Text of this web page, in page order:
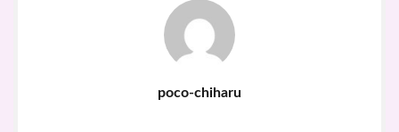
poco-chiharu